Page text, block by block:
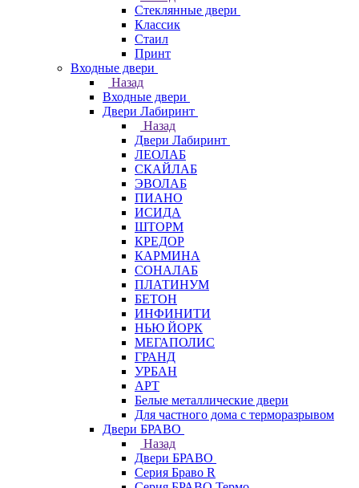
Стеклянные двери
Классик
Стаил
Принт
Входные двери
Назад
Входные двери
Двери Лабиринт
Назад
Двери Лабиринт
ЛЕОЛАБ
СКАЙЛАБ
ЭВОЛАБ
ПИАНО
ИСИДА
ШТОРМ
КРЕДОР
КАРМИНА
СОНАЛАБ
ПЛАТИНУМ
БЕТОН
ИНФИНИТИ
НЬЮ ЙОРК
МЕГАПОЛИС
ГРАНД
УРБАН
АРТ
Белые металлические двери
Для частного дома с терморазрывом
Двери БРАВО
Назад
Двери БРАВО
Серия Браво R